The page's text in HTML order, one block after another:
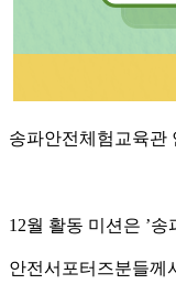
송파안전체험교육관
12월 활동 미션은 ’
안전서포터즈분들께